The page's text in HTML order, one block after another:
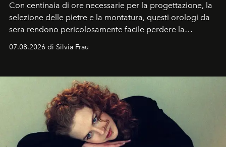
Con centinaia di ore necessarie per la progettazione, la
selezione delle pietre e la montatura, questi orologi da
sera rendono pericolosamente facile perdere la
cognizione del tempo. Ma con quadranti così
07.08.2026 di Silvia Frau